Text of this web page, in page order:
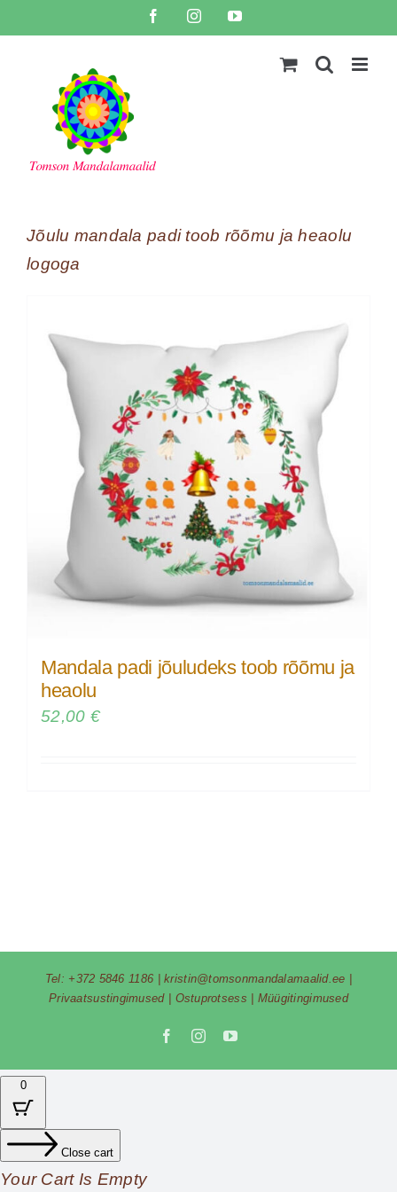
to
FacebookInstagramYouTube
Jõulu mandala padi toob rõõmu ja heaolu
logoga
Mandala padi jõuludeks toob rõõmu ja
heaolu
52,00 €
Tel: +372 5846 1186 |kristin@tomsonmandalamaalid.ee
Privaatsustingimused| Ostuprotsess Müügitingimused
FacebookInstagramYouTube
0
Close cart
Your Cart Is Empty